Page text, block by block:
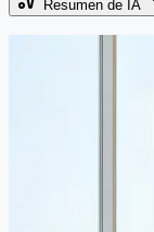
Resumen de IA
Comprar
Miles de